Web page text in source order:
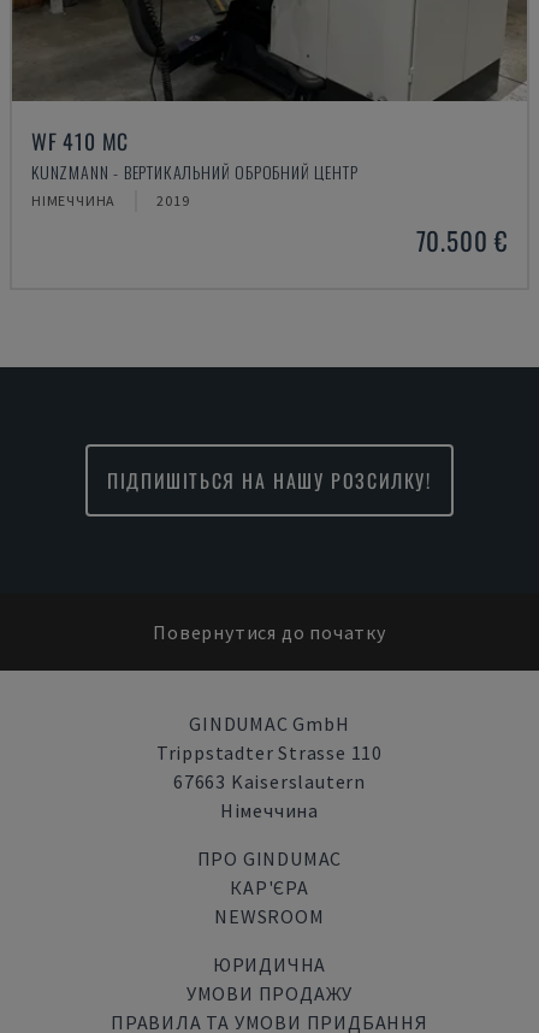
WF 410 MC
KUNZMANN - ВЕРТИКАЛЬНИЙ ОБРОБНИЙ ЦЕНТР
НІМЕЧЧИНА 2019
70.500 €
ПІДПИШІТЬСЯ НА НАШУ РОЗСИЛКУ!
Повернутися до початку
GINDUMAC GmbH
Trippstadter Strasse 110
67663 Kaiserslautern
Німеччина
ПРО GINDUMAC
КАР'ЄРА
NEWSROOM
ЮРИДИЧНА
УМОВИ ПРОДАЖУ
ПРАВИЛА ТА УМОВИ ПРИДБАННЯ